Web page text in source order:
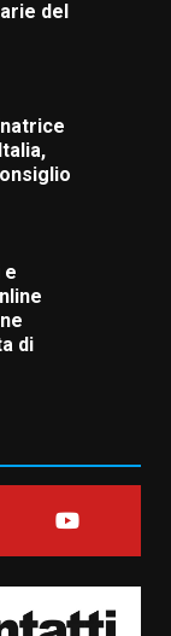
e
di
e la prima
di
“Profonda